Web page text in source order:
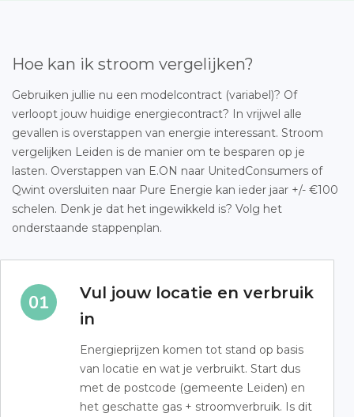
Hoe kan ik stroom vergelijken?
Gebruiken jullie nu een modelcontract (variabel)? Of
verloopt jouw huidige energiecontract? In vrijwel alle
gevallen is overstappen van energie interessant. Stroom
vergelijken Leiden is de manier om te besparen op je
lasten. Overstappen van E.ON naar UnitedConsumers of
Qwint oversluiten naar Pure Energie kan ieder jaar +/- €100
schelen. Denk je dat het ingewikkeld is? Volg het
onderstaande stappenplan.
Vul jouw locatie en verbruik
in
Energieprijzen komen tot stand op basis
van locatie en wat je verbruikt. Start dus
met de postcode (gemeente Leiden) en
het geschatte gas + stroomverbruik. Is dit